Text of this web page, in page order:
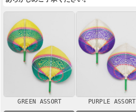
GREEN ASSORT PURPLE ASSORT